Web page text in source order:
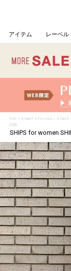
アイテム レーベル
TOP> STAFF STYLING> STAFF
詳細
SHIPS for women